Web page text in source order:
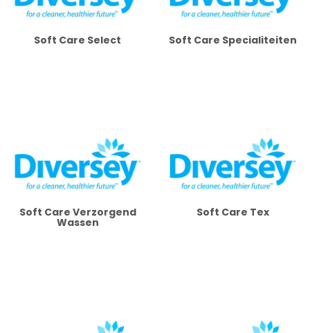
Soft Care Select Soft Care Specialiteiten
Soft Care Verzorgend
Wassen
Soft Care Tex